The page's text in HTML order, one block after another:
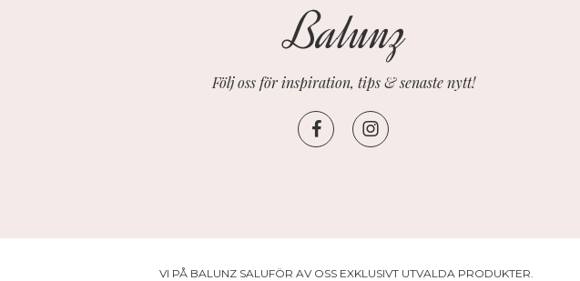
Följ oss för inspiration, tips & senaste nytt!
VI PÅ BALUNZ SALUFÖR AV OSS EXKLUSIVT UTVALDA PRODUKTER.